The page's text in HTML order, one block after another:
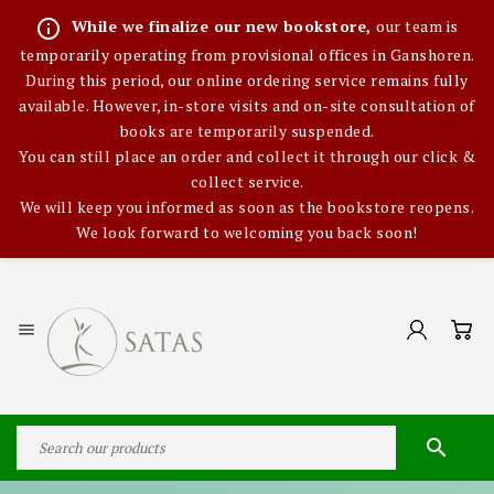
info_outline While we finalize our new bookstore,our team is
temporarily operating from provisional offices in Ganshoren.
During this period, our online ordering service remains fully
available. However, in-store visits and on-site consultation of
books are temporarily suspended.
You can still place an order and collect it through our click &
collect service.
We will keep you informed as soon as the bookstore reopens.
We look forward to welcoming you back soon!

